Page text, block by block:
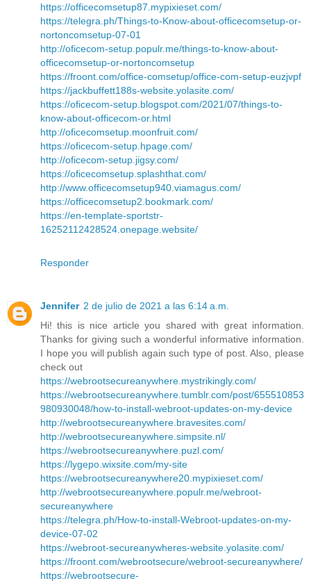
https://officecomsetup87.mypixieset.com/
https://telegra.ph/Things-to-Know-about-officecomsetup-or-
nortoncomsetup-07-01
http://oficecom-setup.populr.me/things-to-know-about-
officecomsetup-or-nortoncomsetup
https://froont.com/office-comsetup/office-com-setup-euzjvpf
https://jackbuffett188s-website.yolasite.com/
https://oficecom-setup.blogspot.com/2021/07/things-to-
know-about-officecom-or.html
http://oficecomsetup.moonfruit.com/
https://oficecom-setup.hpage.com/
http://oficecom-setup.jigsy.com/
https://oficecomsetup.splashthat.com/
http://www.officecomsetup940.viamagus.com/
https://officecomsetup2.bookmark.com/
https://en-template-sportstr-
16252112428524.onepage.website/
Responder
Jennifer 2 de julio de 2021 a las 6:14 a.m.
Hi! this is nice article you shared with great information.
Thanks for giving such a wonderful informative information.
I hope you will publish again such type of post. Also, please
check out
https://webrootsecureanywhere.mystrikingly.com/
https://webrootsecureanywhere.tumblr.com/post/655510853
980930048/how-to-install-webroot-updates-on-my-device
http://webrootsecureanywhere.bravesites.com/
http://webrootsecureanywhere.simpsite.nl/
https://webrootsecureanywhere.puzl.com/
https://lygepo.wixsite.com/my-site
https://webrootsecureanywhere20.mypixieset.com/
http://webrootsecureanywhere.populr.me/webroot-
secureanywhere
https://telegra.ph/How-to-install-Webroot-updates-on-my-
device-07-02
https://webroot-secureanywheres-website.yolasite.com/
https://froont.com/webrootsecure/webroot-secureanywhere/
https://webrootsecure-